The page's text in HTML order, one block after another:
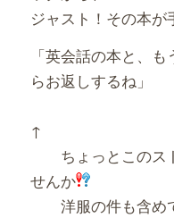
ジャスト！その本が
「英会話の本と、
らお返しするね」
ちょっとこのス
せんか
洋服の件も含め